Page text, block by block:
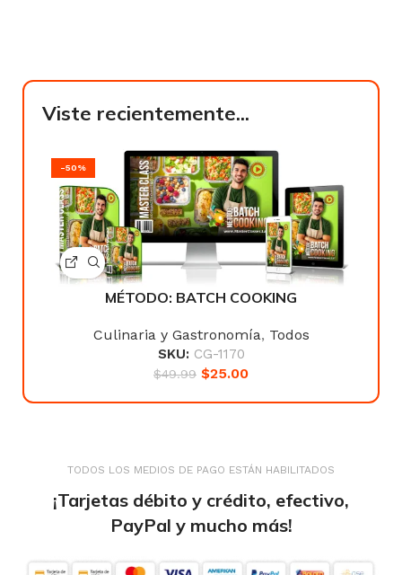
Viste recientemente...
-50%
MÉTODO: BATCH COOKING
Culinaria y Gastronomía, Todos
SKU: CG-1170
$49.99 $25.00
TODOS LOS MEDIOS DE PAGO ESTÁN HABILITADOS
¡Tarjetas débito y crédito, efectivo,
PayPal y mucho más!